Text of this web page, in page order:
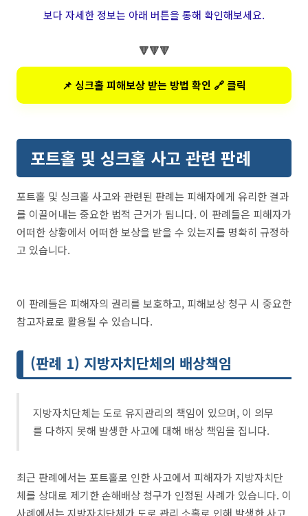
보다 자세한 정보는 아래 버튼을 통해 확인해보세요.
🔻🔻🔻
📌 싱크홀 피해보상 받는 방법 확인 🔗 클릭
포트홀 및 싱크홀 사고 관련 판례
포트홀 및 싱크홀 사고와 관련된 판례는 피해자에게 유리한 결과
를 이끌어내는 중요한 법적 근거가 됩니다. 이 판례들은 피해자가
어떠한 상황에서 어떠한 보상을 받을 수 있는지를 명확히 규정하
고 있습니다.
이 판례들은 피해자의 권리를 보호하고, 피해보상 청구 시 중요한
참고자료로 활용될 수 있습니다.
(판례 1) 지방자치단체의 배상책임
지방자치단체는 도로 유지관리의 책임이 있으며, 이 의무
를 다하지 못해 발생한 사고에 대해 배상 책임을 집니다.
최근 판례에서는 포트홀로 인한 사고에서 피해자가 지방자치단
체를 상대로 제기한 손해배상 청구가 인정된 사례가 있습니다. 이
사례에서는 지방자치단체가 도로 관리 소홀로 인해 발생한 사고